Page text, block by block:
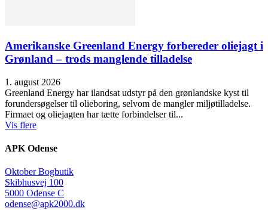
Amerikanske Greenland Energy forbereder oliejagt i
Grønland – trods manglende tilladelse
1. august 2026
Greenland Energy har ilandsat udstyr på den grønlandske kyst til
forundersøgelser til olieboring, selvom de mangler miljøtilladelse.
Firmaet og oliejagten har tætte forbindelser til...
Vis flere
APK Odense
Oktober Bogbutik
Skibhusvej 100
5000 Odense C
odense@apk2000.dk